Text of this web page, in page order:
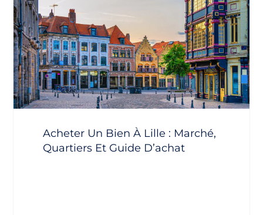
Acheter Un Bien À Lille : Marché,
Quartiers Et Guide D’achat